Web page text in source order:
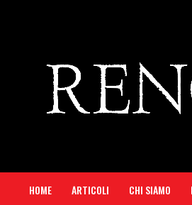
HOME ARTICOLI CHI SIAMO